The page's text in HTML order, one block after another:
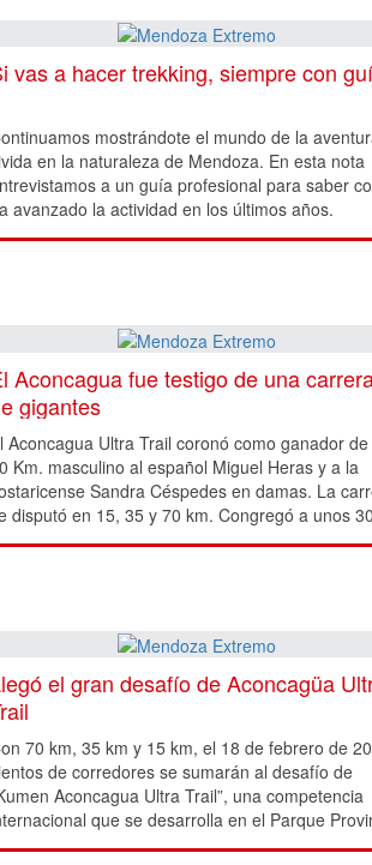
vas a hacer trekking, siempre con
mostrándote el mundo de la
en la naturaleza de Mendoza. En esta nota
a un guía profesional para saber
avanzado la actividad en los últimos años.
Aconcagua fue testigo de una
gigantes
Aconcagua Ultra Trail coronó como ganador
Km. masculino al español Miguel Heras y a la
Sandra Céspedes en damas. La
disputó en 15, 35 y 70 km. Congregó a unos
el gran desafío de Aconcagüa
70 km, 35 km y 15 km, el 18 de febrero de
de corredores se sumarán al desafío de
Aconcagua Ultra Trail”, una competencia
que se desarrolla en el Parque
en Mendoza.